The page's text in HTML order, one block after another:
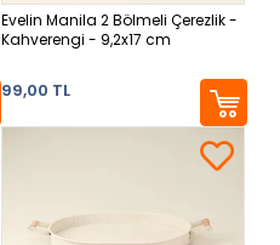
Evelin Manila 2 Bölmeli Çerezlik -
Kahverengi - 9,2x17 cm
99,00 TL